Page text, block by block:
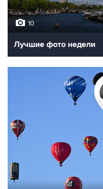
10
Лучшие фото недели